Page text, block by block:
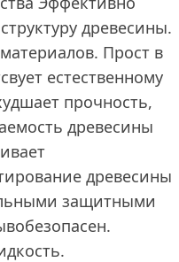
древесины.
Прост в
естественному
прочность,
древесины
древесины
защитными